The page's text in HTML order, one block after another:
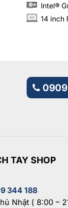
Intel®
INCH 14 inch
TAY SHOP
344 188
Nhật ( 8:00 –